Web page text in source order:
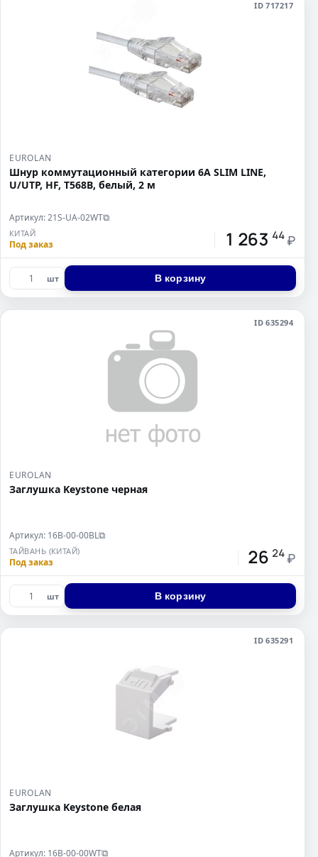
ID 717217
EUROLAN
Шнур коммутационный категории 6A SLIM LINE,
U/UTP, HF, T568B, белый, 2 м
Артикул: 21S-UA-02WT⧉
КИТАЙ
Под заказ 1 263 44 ₽
шт В корзину
ID 635294
EUROLAN
Заглушка Keystone черная
Артикул: 16B-00-00BL⧉
ТАЙВАНЬ (КИТАЙ)
Под заказ 26 24 ₽
шт В корзину
ID 635291
EUROLAN
Заглушка Keystone белая
Артикул: 16B-00-00WT⧉